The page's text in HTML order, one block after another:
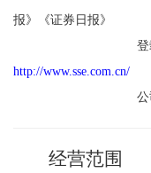
报》《证券日报》
登载公司年
http://www.sse.com.cn/
公司年度报
经营范围